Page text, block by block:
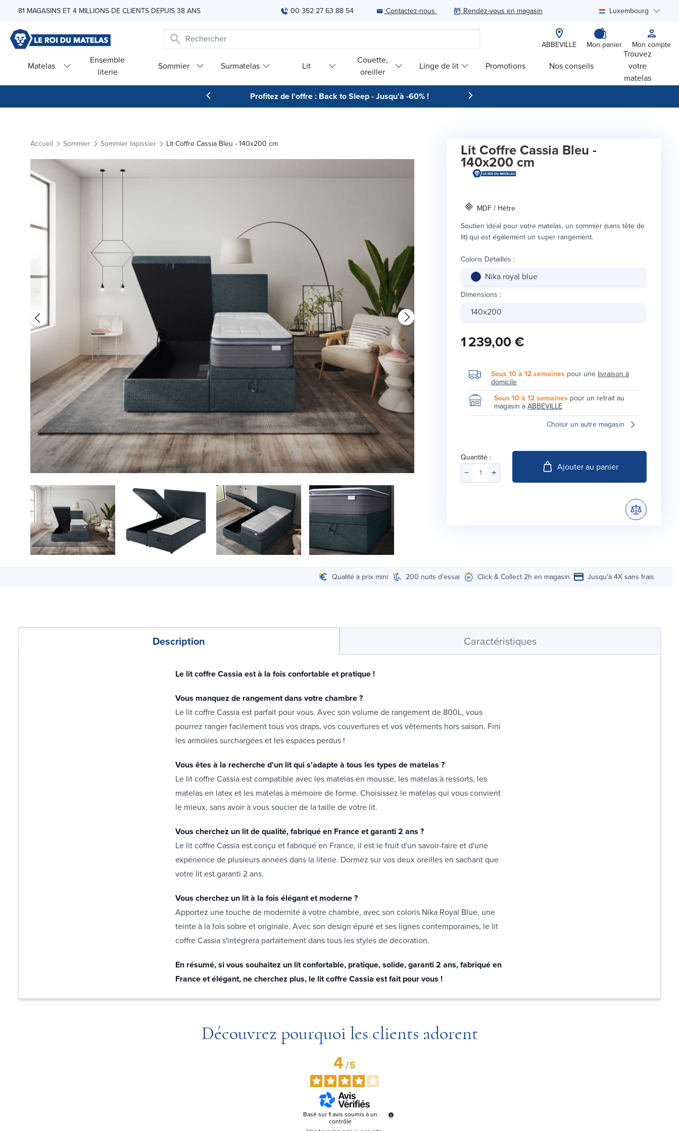
Skip to Content
81 MAGASINS ET 4 MILLIONS DE CLIENTS DEPUIS 38 ANS 00 352 27 63 88 54 Contactez-nous Rendez-vous en magasin Luxembourg
ABBEVILLE Mon panier Mon compte
Matelas
Ensemble
literie
Sommier Surmatelas Lit
Couette,
oreiller
Linge de lit Promotions Nos conseils
Trouvez
votre
matelas
Profitez de l'offre : Back to Sleep - Jusqu'à -60% !
Accueil Sommier Sommier tapissier Lit Coffre Cassia Bleu - 140x200 cm Lit Coffre Cassia Bleu -
140x200 cm
MDF / Hêtre
Soutien idéal pour votre matelas, un sommier (sans tête de
lit) qui est également un super rangement.
Coloris Détaillés :
Nika royal blue
Dimensions :
140x200
1 239,00 €
Sous 10 à 12 semaines pour unelivraison à
domicile
Sous 10 à 12 semaines pour un retrait au
magasin àABBEVILLE
Choisir un autre magasin
Quantité :
Ajouter au panier
Qualité à prix mini 200 nuits d’essai Click & Collect 2h en magasin Jusqu'à 4X sans frais
Description Caractéristiques
Le lit coffre Cassia est à la fois confortable et pratique !
Vous manquez de rangement dans votre chambre ?
Le lit coffre Cassia est parfait pour vous. Avec son volume de rangement de 800L, vous
pourrez ranger facilement tous vos draps, vos couvertures et vos vêtements hors saison. Fini
les armoires surchargées et les espaces perdus !
Vous êtes à la recherche d'un lit qui s'adapte à tous les types de matelas ?
Le lit coffre Cassia est compatible avec les matelas en mousse, les matelas à ressorts, les
matelas en latex et les matelas à mémoire de forme. Choisissez le matelas qui vous convient
le mieux, sans avoir à vous soucier de la taille de votre lit.
Vous cherchez un lit de qualité, fabriqué en France et garanti 2 ans ?
Le lit coffre Cassia est conçu et fabriqué en France, il est le fruit d'un savoir-faire et d'une
expérience de plusieurs années dans la literie. Dormez sur vos deux oreilles en sachant que
votre lit est garanti 2 ans.
Vous cherchez un lit à la fois élégant et moderne ?
Apportez une touche de modernité à votre chambre, avec son coloris Nika Royal Blue, une
teinte à la fois sobre et originale. Avec son design épuré et ses lignes contemporaines, le lit
coffre Cassia s'intégrera parfaitement dans tous les styles de décoration.
En résumé, si vous souhaitez un lit confortable, pratique, solide, garanti 2 ans, fabriqué en
France et élégant, ne cherchez plus, le lit coffre Cassia est fait pour vous !
Découvrez pourquoi les clients adorent
4/5
Basé sur1avis soumis à un
contrôle